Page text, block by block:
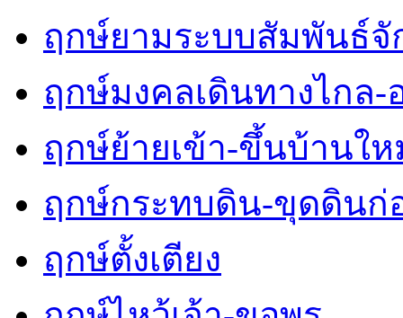
ฤกษ์ยามระบบสัมพันธ์จั
ฤกษ์มงคลเดินทางไกล-
ฤกษ์ย้ายเข้า-ขึ้นบ้านใ
ฤกษ์กระทบดิน-ขุดดินก่
ฤกษ์ตั้งเตียง